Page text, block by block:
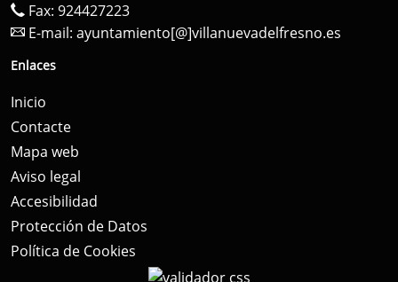
Fax: 924427223
E-mail: ayuntamiento[@]villanuevadelfresno.es
Enlaces
Inicio
Contacte
Mapa web
Aviso legal
Accesibilidad
Protección de Datos
Política de Cookies